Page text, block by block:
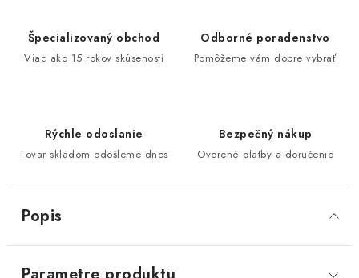
Špecializovaný obchod
Viac ako 15 rokov skúseností
Odborné poradenstvo
Pomôžeme vám dobre vybrať
Rýchle odoslanie
Tovar skladom odošleme dnes
Bezpečný nákup
Overené platby a doručenie
Popis